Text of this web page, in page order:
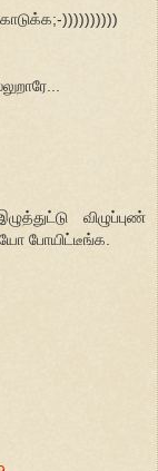
கொடுக்க;-))))))))))
விழுப்புண்
போயிட்டீங்க.